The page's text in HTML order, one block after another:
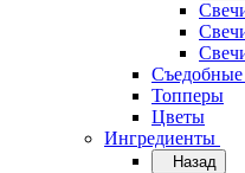
Топперы
Цветы
Ингредиенты
Назад